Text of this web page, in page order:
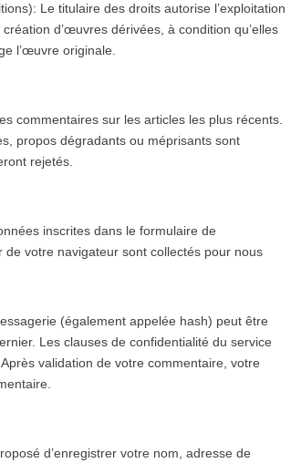
Le titulaire des droits autorise l’exploitation
d’œuvres dérivées, à condition qu’elles
l’œuvre originale.
commentaires sur les articles les plus récents.
propos dégradants ou méprisants sont
rejetés.
inscrites dans le formulaire de
de votre navigateur sont collectés pour nous
(également appelée hash) peut être
Les clauses de confidentialité du service
. Après validation de votre commentaire, votre
d’enregistrer votre nom, adresse de